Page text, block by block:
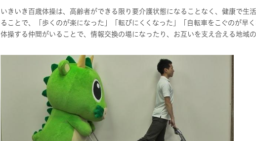
いきいき百歳体操は、高齢者ができる限り要介護状態になることなく、健康で生
ることで、「歩くのが楽になった」「転びにくくなった」「自転車をこぐのが早
体操する仲間がいることで、情報交換の場になったり、お互いを支え合える地域